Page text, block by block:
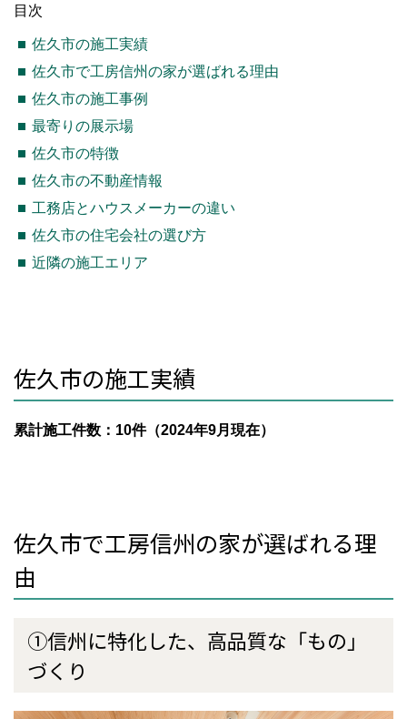
目次
佐久市の施工実績
佐久市で工房信州の家が選ばれる理由
佐久市の施工事例
最寄りの展示場
佐久市の特徴
佐久市の不動産情報
工務店とハウスメーカーの違い
佐久市の住宅会社の選び方
近隣の施工エリア
佐久市の施工実績
累計施工件数：10件（2024年9月現在）
佐久市で工房信州の家が選ばれる理
由
①信州に特化した、高品質な「もの」
づくり